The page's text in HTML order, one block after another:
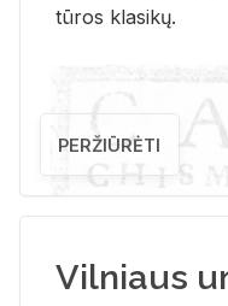
tū­ros kla­si­kų.
PERŽIŪRĖTI
Vilniaus